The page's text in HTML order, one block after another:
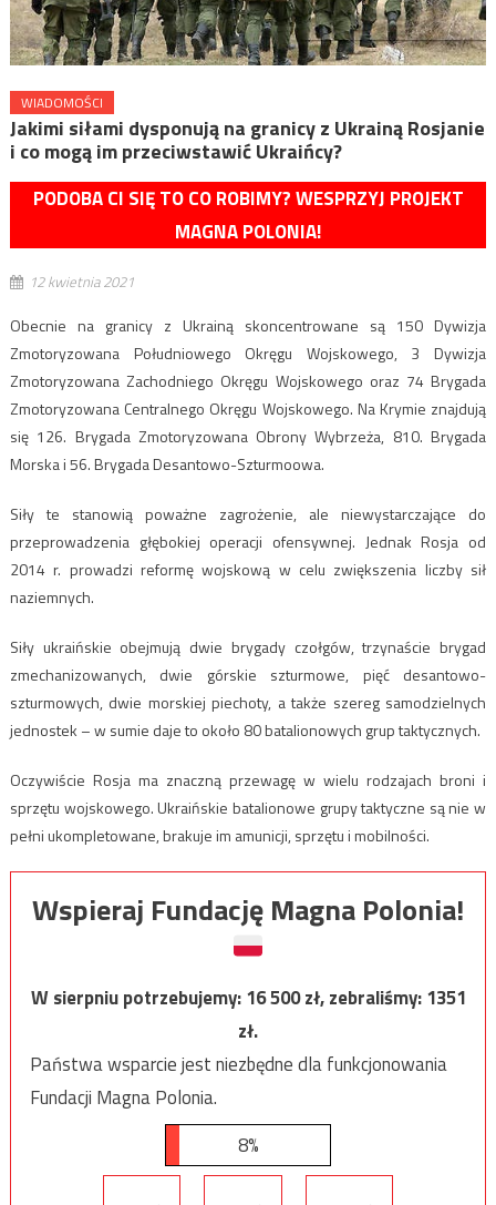
WIADOMOŚCI
Jakimi siłami dysponują na granicy z Ukrainą Rosjanie
i co mogą im przeciwstawić Ukraińcy?
PODOBA CI SIĘ TO CO ROBIMY? WESPRZYJ PROJEKT
MAGNA POLONIA!
12 kwietnia 2021
Obecnie na granicy z Ukrainą skoncentrowane są 150 Dywizja
Zmotoryzowana Południowego Okręgu Wojskowego, 3 Dywizja
Zmotoryzowana Zachodniego Okręgu Wojskowego oraz 74 Brygada
Zmotoryzowana Centralnego Okręgu Wojskowego. Na Krymie znajdują
się 126. Brygada Zmotoryzowana Obrony Wybrzeża, 810. Brygada
Morska i 56. Brygada Desantowo-Szturmoowa.
Siły te stanowią poważne zagrożenie, ale niewystarczające do
przeprowadzenia głębokiej operacji ofensywnej. Jednak Rosja od
2014 r. prowadzi reformę wojskową w celu zwiększenia liczby sił
naziemnych.
Siły ukraińskie obejmują dwie brygady czołgów, trzynaście brygad
zmechanizowanych, dwie górskie szturmowe, pięć desantowo-
szturmowych, dwie morskiej piechoty, a także szereg samodzielnych
jednostek – w sumie daje to około 80 batalionowych grup taktycznych.
Oczywiście Rosja ma znaczną przewagę w wielu rodzajach broni i
sprzętu wojskowego. Ukraińskie batalionowe grupy taktyczne są nie w
pełni ukompletowane, brakuje im amunicji, sprzętu i mobilności.
Wspieraj Fundację Magna Polonia!
W sierpniu potrzebujemy:16 500zł, zebraliśmy:1351
zł.
Państwa wsparcie jest niezbędne dla funkcjonowania
Fundacji Magna Polonia.
8%